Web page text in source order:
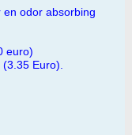
en odor absorbing
euro)
Euro).